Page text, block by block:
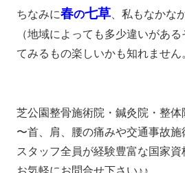
ちなみに春の七草、私もなかな
（地域によっても多少違いがあ
てみるもの楽しいかも知れません
芝公園整骨施術院・鍼灸院・整体
〜首、肩、腰の痛みや交通事故施
スタッフ全員が経験豊富な国家資